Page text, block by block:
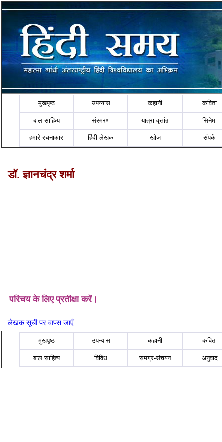
मुखपृष्ठ उपन्यास कहानी कविता
बाल साहित्य संस्मरण यात्रा वृत्तांत सिनेमा
हमारे रचनाकार हिंदी लेखक खोज संपर्क
डॉ. ज्ञानचंद्र शर्मा
परिचय के लिए प्रतीक्षा करें।
लेखक सूची पर वापस जाएँ
मुखपृष्ठ उपन्यास कहानी कविता
बाल साहित्य विविध समग्र-संचयन अनुवाद